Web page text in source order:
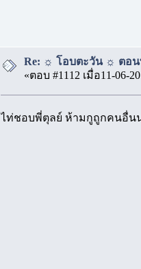
Re: ☼ โอบตะวัน ☼ ตอนที่
«ตอบ #1112 เมื่อ11-06-
ไท่ชอบพี่ตุลย์ ห้ามกูถูกคนอื่น